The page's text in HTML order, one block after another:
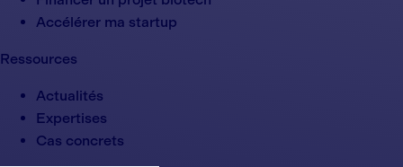
Accélérer ma startup
Ressources
Actualités
Expertises
Cas concrets